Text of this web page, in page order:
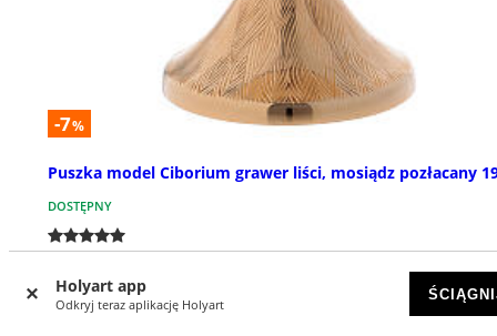
Holyart app
Odkryj teraz aplikację Holyart
-7%
Puszka model Ciborium grawer liści, mosiądz pozłacany
DOSTĘPNY
zł 583,27